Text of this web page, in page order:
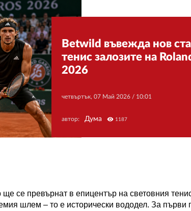
Betwild въвежда нов
тенис залозите на
2026
четвъртък, 07 Май 2026 / 10:01
автор: Дума visibility1187
се превърнат в епицентър на световния
шлем – то е исторически вододел. За първи